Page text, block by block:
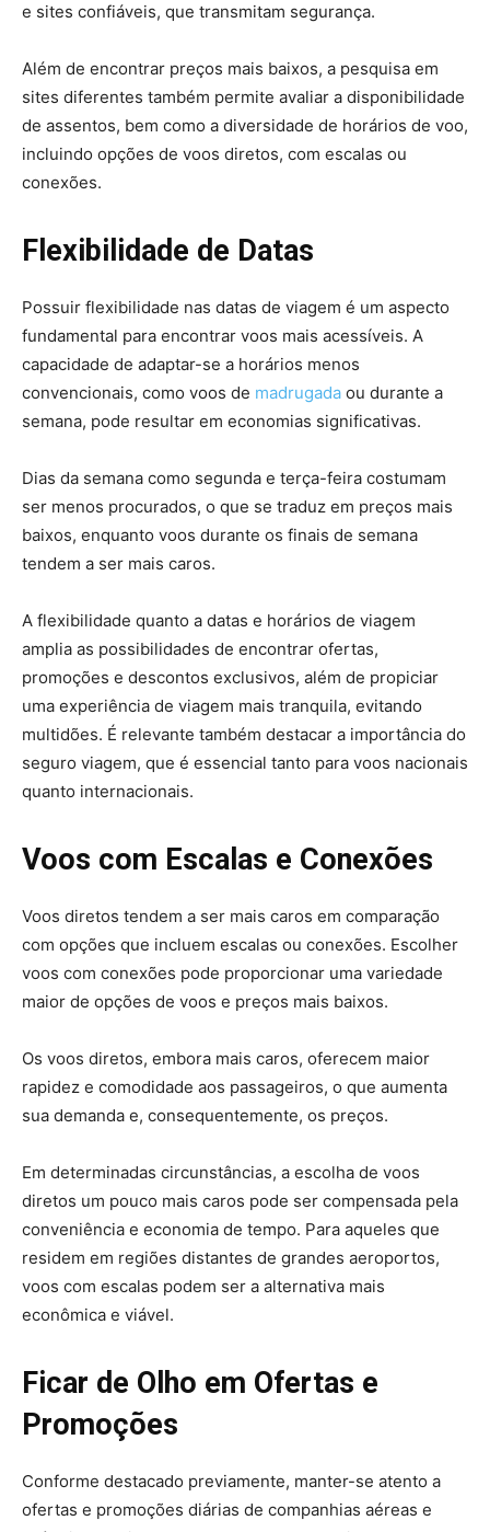
e sites confiáveis, que transmitam segurança.
Além de encontrar preços mais baixos, a pesquisa em
sites diferentes também permite avaliar a disponibilidade
de assentos, bem como a diversidade de horários de voo,
incluindo opções de voos diretos, com escalas ou
conexões.
Flexibilidade de Datas
Possuir flexibilidade nas datas de viagem é um aspecto
fundamental para encontrar voos mais acessíveis. A
capacidade de adaptar-se a horários menos
convencionais, como voos de madrugada ou durante a
semana, pode resultar em economias significativas.
Dias da semana como segunda e terça-feira costumam
ser menos procurados, o que se traduz em preços mais
baixos, enquanto voos durante os finais de semana
tendem a ser mais caros.
A flexibilidade quanto a datas e horários de viagem
amplia as possibilidades de encontrar ofertas,
promoções e descontos exclusivos, além de propiciar
uma experiência de viagem mais tranquila, evitando
multidões. É relevante também destacar a importância do
seguro viagem, que é essencial tanto para voos nacionais
quanto internacionais.
Voos com Escalas e Conexões
Voos diretos tendem a ser mais caros em comparação
com opções que incluem escalas ou conexões. Escolher
voos com conexões pode proporcionar uma variedade
maior de opções de voos e preços mais baixos.
Os voos diretos, embora mais caros, oferecem maior
rapidez e comodidade aos passageiros, o que aumenta
sua demanda e, consequentemente, os preços.
Em determinadas circunstâncias, a escolha de voos
diretos um pouco mais caros pode ser compensada pela
conveniência e economia de tempo. Para aqueles que
residem em regiões distantes de grandes aeroportos,
voos com escalas podem ser a alternativa mais
econômica e viável.
Ficar de Olho em Ofertas e
Promoções
Conforme destacado previamente, manter-se atento a
ofertas e promoções diárias de companhias aéreas e